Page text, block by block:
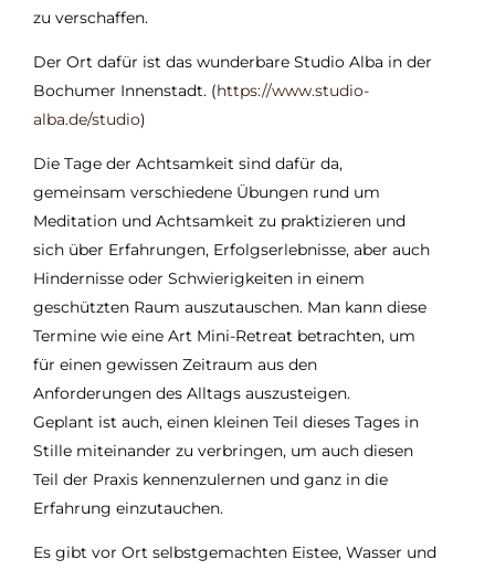
zu verschaffen.
Der Ort dafür ist das wunderbare Studio Alba in der
Bochumer Innenstadt. (https://www.studio-
alba.de/studio)
Die Tage der Achtsamkeit sind dafür da,
gemeinsam verschiedene Übungen rund um
Meditation und Achtsamkeit zu praktizieren und
sich über Erfahrungen, Erfolgserlebnisse, aber auch
Hindernisse oder Schwierigkeiten in einem
geschützten Raum auszutauschen. Man kann diese
Termine wie eine Art Mini-Retreat betrachten, um
für einen gewissen Zeitraum aus den
Anforderungen des Alltags auszusteigen.
Geplant ist auch, einen kleinen Teil dieses Tages in
Stille miteinander zu verbringen, um auch diesen
Teil der Praxis kennenzulernen und ganz in die
Erfahrung einzutauchen.
Es gibt vor Ort selbstgemachten Eistee, Wasser und